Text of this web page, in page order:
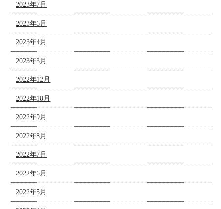
2023年7月
2023年6月
2023年4月
2023年3月
2022年12月
2022年10月
2022年9月
2022年8月
2022年7月
2022年6月
2022年5月